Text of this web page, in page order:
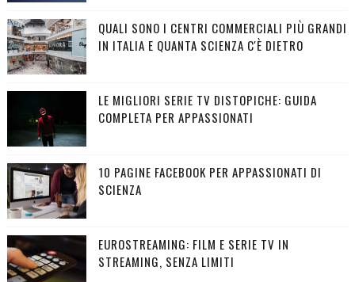
QUALI SONO I CENTRI COMMERCIALI PIÙ GRANDI
IN ITALIA E QUANTA SCIENZA C'È DIETRO
LE MIGLIORI SERIE TV DISTOPICHE: GUIDA
COMPLETA PER APPASSIONATI
10 PAGINE FACEBOOK PER APPASSIONATI DI
SCIENZA
EUROSTREAMING: FILM E SERIE TV IN
STREAMING, SENZA LIMITI